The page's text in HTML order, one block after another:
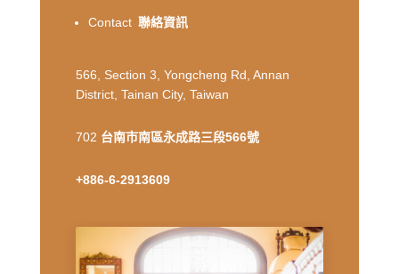
Contact 聯絡資訊
566, Section 3, Yongcheng Rd, Annan
District, Tainan City, Taiwan
702 台南市南區永成路三段566號
+886-6-2913609